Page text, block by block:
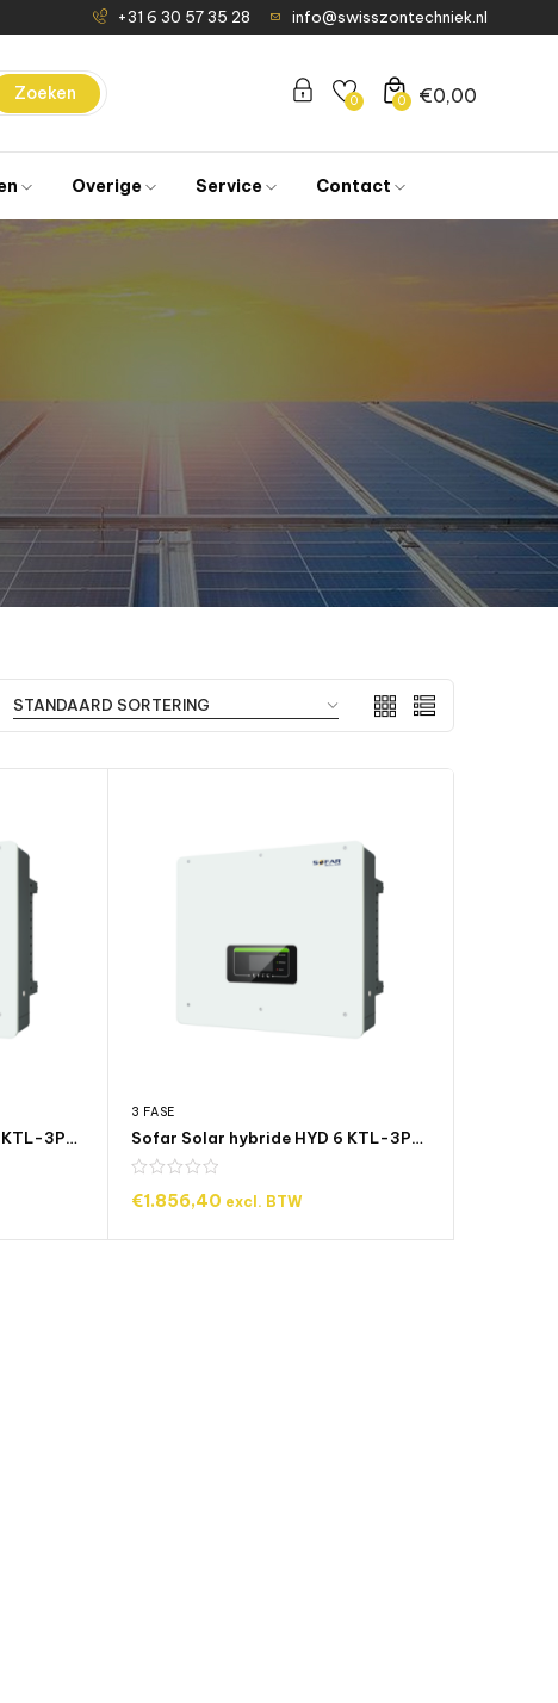
+31 6 30 57 35 28 info@swisszontechniek.nl
Zoeken 0 €0,00
0
Overige Service Contact
Sofar Solar hybride HYD 5 KTL-3PH 3 fase omvormer
3 FASE
Sofar Solar hybride HYD 6 KTL-3PH 3 fase omvormer
€1.856,40 excl. BTW
TOEVOEGEN AAN WINKELWAGEN